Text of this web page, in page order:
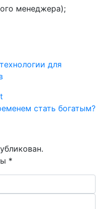
менеджера);
для
стать богатым?
*